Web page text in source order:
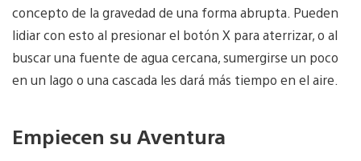
concepto de la gravedad de una forma abrupta. Pueden
lidiar con esto al presionar el botón X para aterrizar, o al
buscar una fuente de agua cercana, sumergirse un poco
en un lago o una cascada les dará más tiempo en el aire.
Empiecen su Aventura